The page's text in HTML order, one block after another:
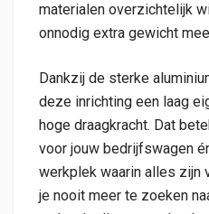
materialen overzichtelijk
onnodig extra gewicht
Dankzij de sterke
deze inrichting een laag
hoge draagkracht. Dat
voor jouw bedrijfswagen
werkplek waarin alles zijn
je nooit meer te zoeken